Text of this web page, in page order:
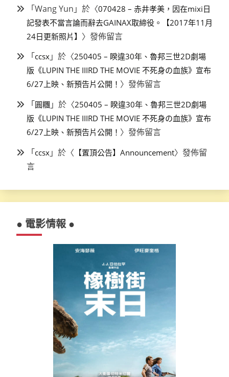
「Wang Yun 」於〈070428 – 赤井孝美，因在mixi日
記發表不當言論而辭去GAINAX取締役。【2017年11月
24日更新照片】 〉發佈留言
「ccsx 」於〈250405 – 睽違30年、魯邦三世2D劇場
版《LUPIN THE IIIRD THE MOVIE 不死身の血族》宣布
6/27上映、新預告片公開！ 〉發佈留言
「圓糰 」於〈250405 – 睽違30年、魯邦三世2D劇場
版《LUPIN THE IIIRD THE MOVIE 不死身の血族》宣布
6/27上映、新預告片公開！ 〉發佈留言
「ccsx 」於〈 【置頂公告】Announcement〉發佈留
言
● 電影情報 ●